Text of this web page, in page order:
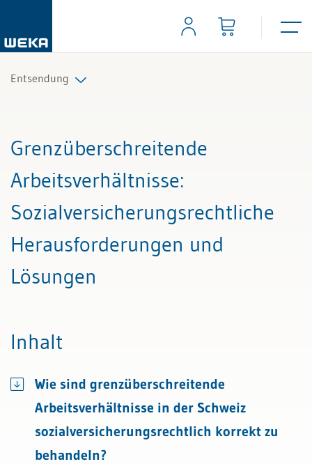
Entsendung
Alle Fachexperten
Grenzüberschreitende
Arbeitsverhältnisse:
Sozialversicherungsrechtliche
Herausforderungen und
Lösungen
Inhalt
Wie sind grenzüberschreitende
Arbeitsverhältnisse in der Schweiz
sozialversicherungsrechtlich korrekt zu
behandeln?